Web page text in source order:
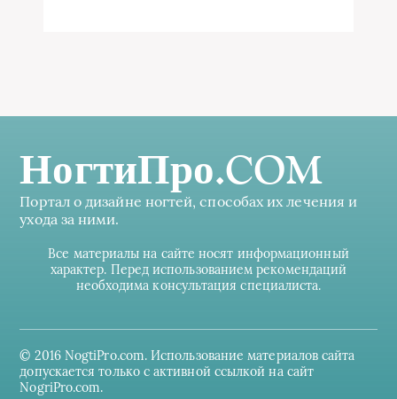
НогтиПро.COM
Портал о дизайне ногтей, способах их лечения и
ухода за ними.
Все материалы на сайте носят информационный
характер. Перед использованием рекомендаций
необходима консультация специалиста.
© 2016 NogtiPro.com. Использование материалов сайта
допускается только с активной ссылкой на сайт
NogriPro.com.